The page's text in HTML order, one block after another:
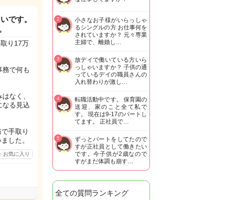
です。
り17万
で何も
なく、
なる見込
手取り
した。
お気に入り
小さなお子様がいらっしゃ
るシングルの方 お仕事何を
されていますか？ 元々専業
主婦で、離婚し…
2
放デイで働いている方いら
っしゃいますか？ 子供の通
っているデイの職員さんの
入れ替わりが激し…
3
転職活動中です。 保育園の
送迎、家のこと全て私で
す。 現在は9-17のパートし
てます。 正社員で…
4
ずっとパートをしてたので
すが正社員として働きたい
です。今子供が2歳なので
すがまだ体調も崩す…
5
全ての質問ランキング